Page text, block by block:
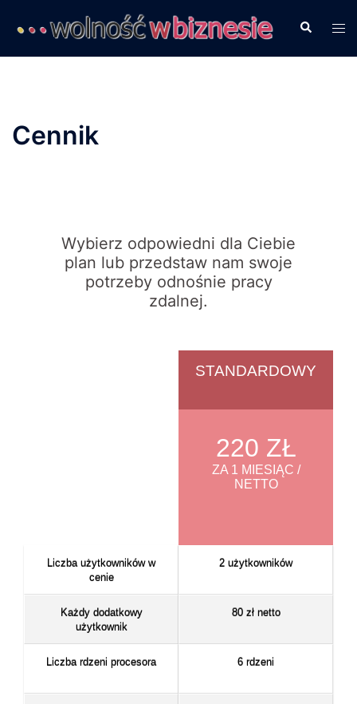
Szukaj
Cennik
Wybierz odpowiedni dla Ciebie
plan lub przedstaw nam swoje
potrzeby odnośnie pracy
zdalnej.
Liczba użytkowników w
cenie
Każdy dodatkowy
użytkownik
Liczba rdzeni procesora
STANDARDOWY
220 ZŁ
ZA 1 MIESIĄC /
NETTO
2 użytkowników
80 zł netto
6 rdzeni